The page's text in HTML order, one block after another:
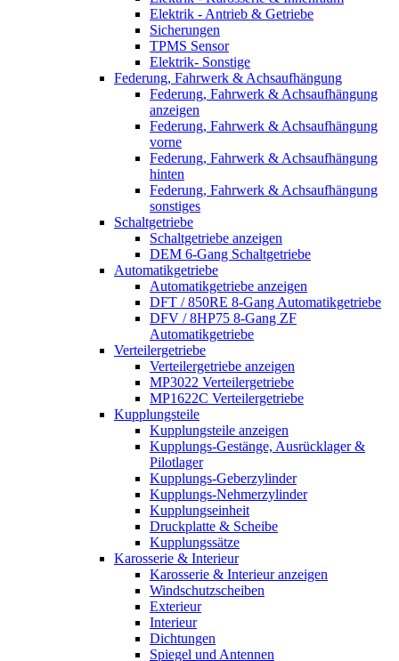
Elektrik - Antrieb & Getriebe
Sicherungen
TPMS Sensor
Elektrik- Sonstige
Federung, Fahrwerk & Achsaufhängung
Federung, Fahrwerk & Achsaufhängung
anzeigen
Federung, Fahrwerk & Achsaufhängung
vorne
Federung, Fahrwerk & Achsaufhängung
hinten
Federung, Fahrwerk & Achsaufhängung
sonstiges
Schaltgetriebe
Schaltgetriebe anzeigen
DEM 6-Gang Schaltgetriebe
Automatikgetriebe
Automatikgetriebe anzeigen
DFT / 850RE 8-Gang Automatikgetriebe
DFV / 8HP75 8-Gang ZF
Automatikgetriebe
Verteilergetriebe
Verteilergetriebe anzeigen
MP3022 Verteilergetriebe
MP1622C Verteilergetriebe
Kupplungsteile
Kupplungsteile anzeigen
Kupplungs-Gestänge, Ausrücklager &
Pilotlager
Kupplungs-Geberzylinder
Kupplungs-Nehmerzylinder
Kupplungseinheit
Druckplatte & Scheibe
Kupplungssätze
Karosserie & Interieur
Karosserie & Interieur anzeigen
Windschutzscheiben
Exterieur
Interieur
Dichtungen
Spiegel und Antennen